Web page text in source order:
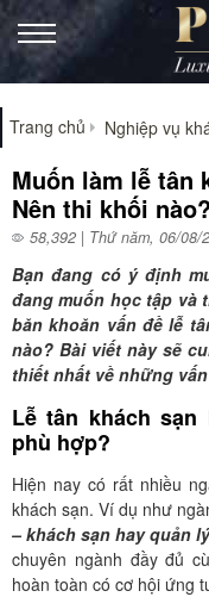
Trang chủ Nghiệp vụ
Muốn làm lễ tân
Nên thi khối nào?
58,392 | Thứ năm, 06/08/
Bạn đang có ý định
đang muốn học tập và
băn khoăn vấn đề lễ
nào? Bài viết này sẽ
thiết nhất về những
Lễ tân khách
phù hợp?
Hiện nay có rất nhiều
khách sạn. Ví dụ như
– khách sạn hay quản
chuyên ngành đầy đủ
hoàn toàn có cơ hội ứng